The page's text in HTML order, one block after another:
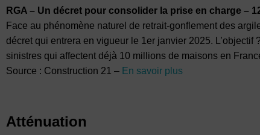
RGA – Un décret pour consolider la prise en charge –
Face au phénomène naturel de retrait-gonflement des
décret qui entrera en vigueur le 1er janvier 2025. L’objectif
sinistres qui affectent déjà 10 millions de maisons en
Source : Construction 21 – En savoir plus
Atténuation